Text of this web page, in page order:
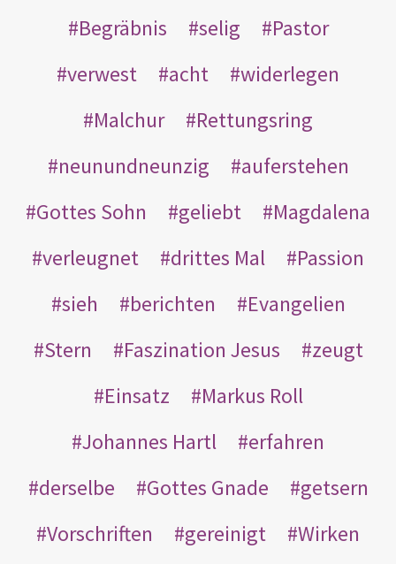
Begräbnis
selig
Pastor
verwest
acht
widerlegen
Malchur
Rettungsring
neunundneunzig
auferstehen
Gottes Sohn
geliebt
Magdalena
verleugnet
drittes Mal
Passion
sieh
berichten
Evangelien
Stern
Faszination Jesus
zeugt
Einsatz
Markus Roll
Johannes Hartl
erfahren
derselbe
Gottes Gnade
getsern
Vorschriften
gereinigt
Wirken